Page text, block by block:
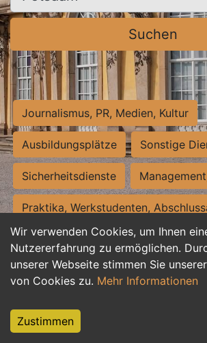
Wir verwenden Cookies, um Ihnen
Nutzererfahrung zu ermöglichen.
unserer Webseite stimmen Sie
von Cookies zu. Mehr Informationen
Zustimmen
Suchen
Journalismus, PR, Medien, Kultur
Ausbildungsplätze Sonstige
Sicherheitsdienste
Praktika, Werkstudenten,
Personalwesen Assistenz,
Hilfskräfte, Aushilfs- und Nebenjobs
Weiterbildung, Studium, duale